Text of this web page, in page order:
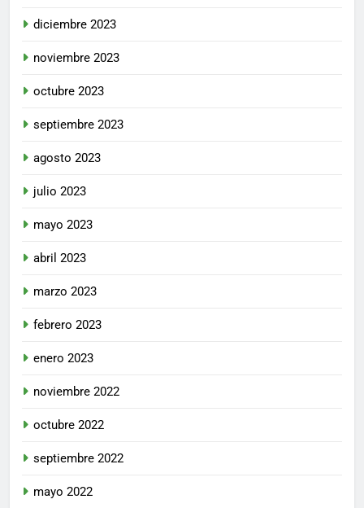
diciembre 2023
noviembre 2023
octubre 2023
septiembre 2023
agosto 2023
julio 2023
mayo 2023
abril 2023
marzo 2023
febrero 2023
enero 2023
noviembre 2022
octubre 2022
septiembre 2022
mayo 2022